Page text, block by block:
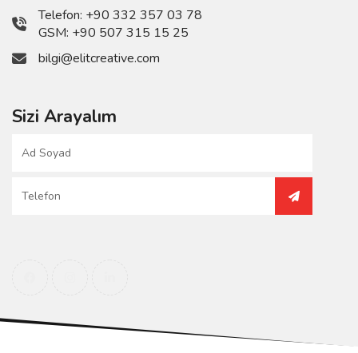
Telefon: +90 332 357 03 78
GSM: +90 507 315 15 25
bilgi@elitcreative.com
Sizi Arayalım